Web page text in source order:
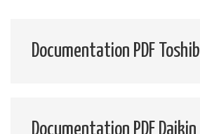
Documentation PDF
Documentation PDF Daikin